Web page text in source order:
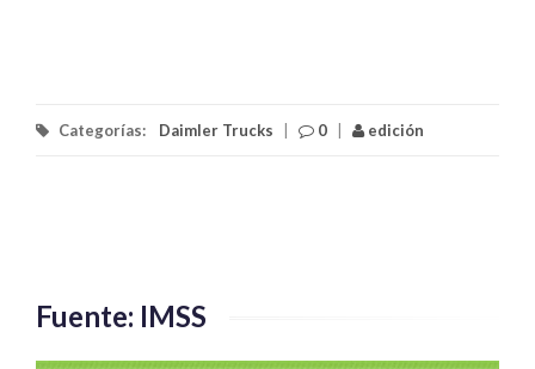
Categorías: Daimler Trucks 0 edición
Fuente: IMSS